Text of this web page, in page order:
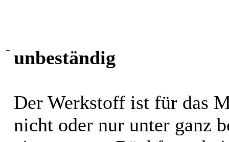
− unbeständig
Der Werkstoff ist für das
nicht oder nur unter ganz